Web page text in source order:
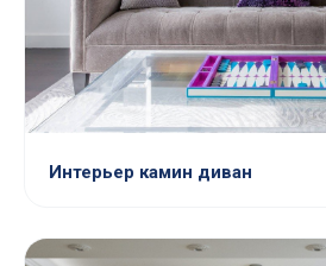
Интерьер камин диван